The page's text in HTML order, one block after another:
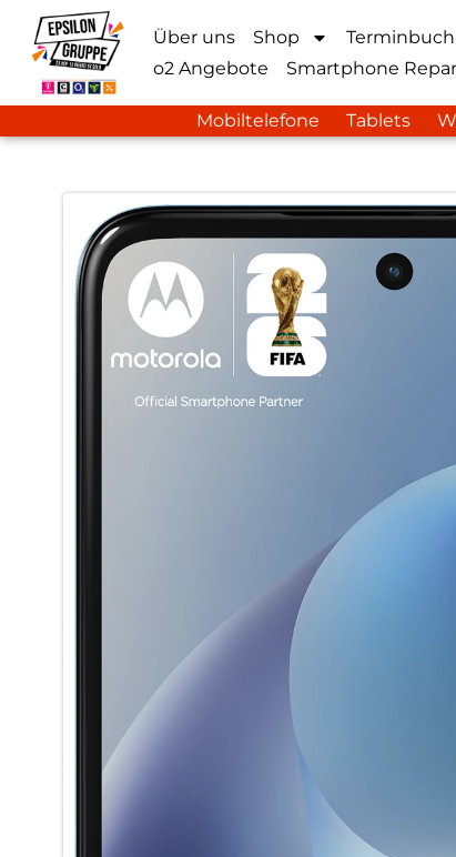
Über uns Shop
o2 Angebote
Smartphone
Mobiltelefone Tablets